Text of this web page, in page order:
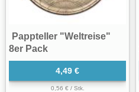
Pappteller "Weltreise"
8er Pack
4,49 €
0,56 € / Stk.